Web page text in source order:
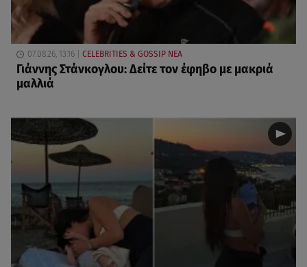
07.08.26, 13:16 CELEBRITIES & GOSSIP ΝΕΑ
Γιάννης Στάνκογλου: Δείτε τον έφηβο με μακριά
μαλλιά